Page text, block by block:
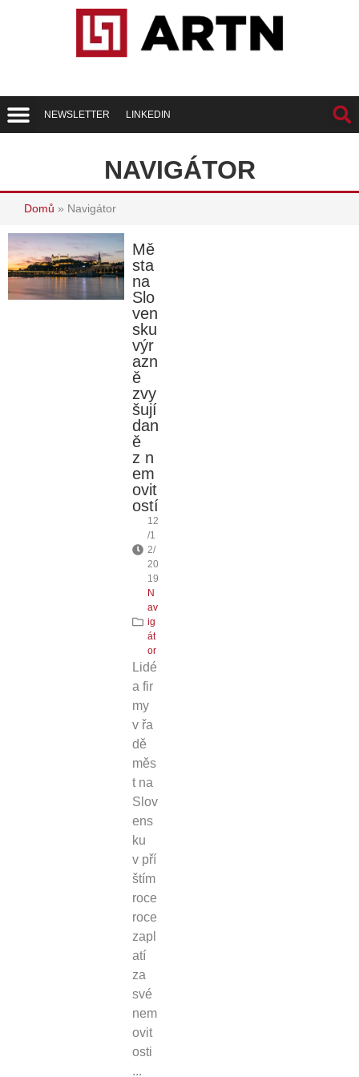
NEWSLETTER LINKEDIN
NAVIGÁTOR
Domů » Navigátor
Mě
sta
na
Slo
ven
sku
výr
azn
ě
zvy
šují
dan
ě
z n
em
ovit
ostí
12
/1
2/
20
19
N
av
ig
át
or
Lidé
a fir
my
v řa
dě
měs
t na
Slov
ens
ku
v pří
štím
roce
roce
zapl
atí
za
své
nem
ovit
osti
...